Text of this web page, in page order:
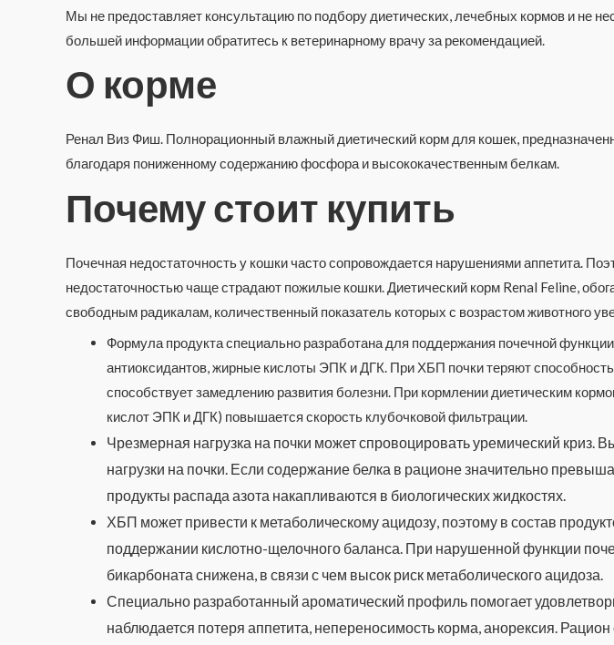
Мы не предоставляет консультацию по подбору диетических, лечебных кормов и не
большей информации обратитесь к ветеринарному врачу за рекомендацией.
О корме
Ренал Виз Фиш. Полнорационный влажный диетический корм для кошек,
благодаря пониженному содержанию фосфора и высококачественным белкам.
Почему стоит купить
Почечная недостаточность у кошки часто сопровождается нарушениями аппетита.
недостаточностью чаще страдают пожилые кошки. Диетический корм Renal Feline,
свободным радикалам, количественный показатель которых с возрастом животного
Формула продукта специально разработана для поддержания почечной
антиоксидантов, жирные кислоты ЭПК и ДГК. При ХБП почки теряют
способствует замедлению развития болезни. При кормлении диетическим
кислот ЭПК и ДГК) повышается скорость клубочковой фильтрации.
Чрезмерная нагрузка на почки может спровоцировать уремический
нагрузки на почки. Если содержание белка в рационе значительно
продукты распада азота накапливаются в биологических жидкостях.
ХБП может привести к метаболическому ацидозу, поэтому в состав
поддержании кислотно-щелочного баланса. При нарушенной функции
бикарбоната снижена, в связи с чем высок риск метаболического ацидоза.
Специально разработанный ароматический профиль помогает
наблюдается потеря аппетита, непереносимость корма, анорексия.